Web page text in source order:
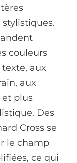
stylistiques.
couleurs
texte, aux
aux
et plus
Des
Cross se
le champ
ce qui